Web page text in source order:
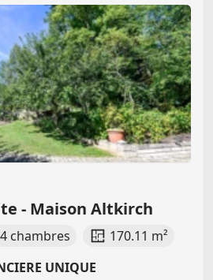
- Maison Altkirch
4 chambres
170.11 m²
UNIQUE